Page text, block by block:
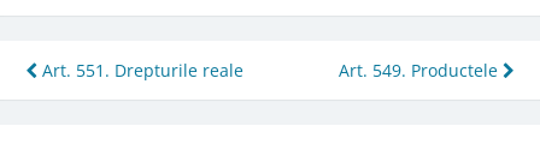
Post
navigation
Art. 551. Drepturile reale Art. 549. Productele